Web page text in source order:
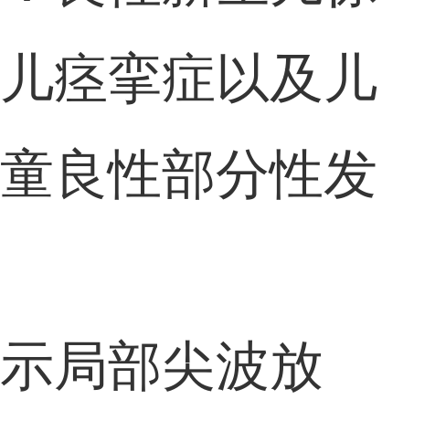
痉挛症以及儿
良性部分性发
局部尖波放